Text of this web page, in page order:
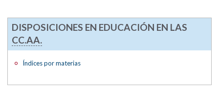
DISPOSICIONES EN EDUCACIÓN EN LAS
CC.AA.
Índices por materias